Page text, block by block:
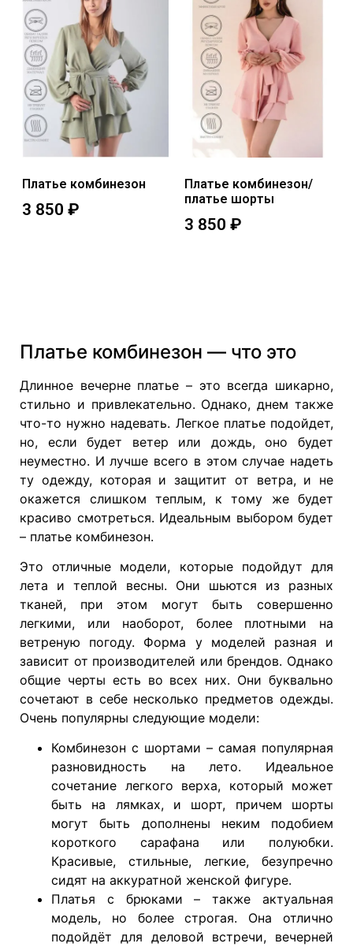
Платье комбинезон
3 850 ₽
Платье комбинезон/
платье шорты
3 850 ₽
Платье комбинезон — что это
Длинное вечерне платье – это всегда шикарно,
стильно и привлекательно. Однако, днем также
что-то нужно надевать. Легкое платье подойдет,
но, если будет ветер или дождь, оно будет
неуместно. И лучше всего в этом случае надеть
ту одежду, которая и защитит от ветра, и не
окажется слишком теплым, к тому же будет
красиво смотреться. Идеальным выбором будет
– платье комбинезон.
Это отличные модели, которые подойдут для
лета и теплой весны. Они шьются из разных
тканей, при этом могут быть совершенно
легкими, или наоборот, более плотными на
ветреную погоду. Форма у моделей разная и
зависит от производителей или брендов. Однако
общие черты есть во всех них. Они буквально
сочетают в себе несколько предметов одежды.
Очень популярны следующие модели:
Комбинезон с шортами – самая популярная
разновидность на лето. Идеальное
сочетание легкого верха, который может
быть на лямках, и шорт, причем шорты
могут быть дополнены неким подобием
короткого сарафана или полуюбки.
Красивые, стильные, легкие, безупречно
сидят на аккуратной женской фигуре.
Платья с брюками – также актуальная
модель, но более строгая. Она отлично
подойдёт для деловой встречи, вечерней